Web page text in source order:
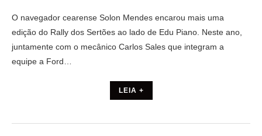
O navegador cearense Solon Mendes encarou mais uma
edição do Rally dos Sertões ao lado de Edu Piano. Neste ano,
juntamente com o mecânico Carlos Sales que integram a
equipe a Ford…
LEIA +